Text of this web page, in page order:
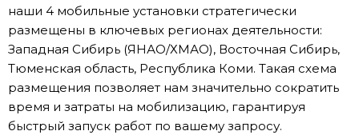
наши 4 мобильные установки стратегически
размещены в ключевых регионах деятельности:
Западная Сибирь (ЯНАО/ХМАО), Восточная Сибирь,
Тюменская область, Республика Коми. Такая схема
размещения позволяет нам значительно сократить
время и затраты на мобилизацию, гарантируя
быстрый запуск работ по вашему запросу.